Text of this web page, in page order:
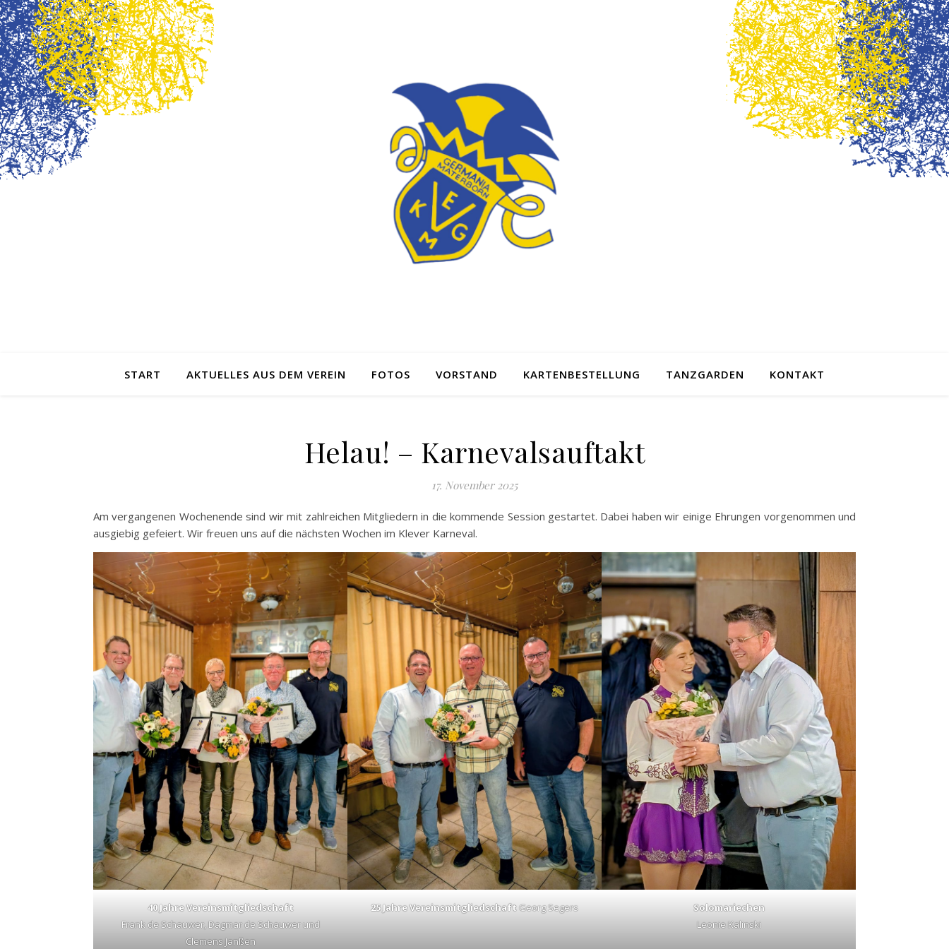
START AKTUELLES AUS DEM VEREIN FOTOS VORSTAND KARTENBESTELLUNG TANZGARDEN KONTAKT
Helau! – Karnevalsauftakt
17. November 2025
Am vergangenen Wochenende sind wir mit zahlreichen Mitgliedern in die kommende Session gestartet. Dabei haben wir einige Ehrungen vorgenommen und
ausgiebig gefeiert. Wir freuen uns auf die nächsten Wochen im Klever Karneval.
40 Jahre Vereinsmitgliedschaft
Frank de Schauwer, Dagmar de Schauwer und
Clemens Janßen
25 Jahre VereinsmitgliedschaftGeorg Segers
Solomariechen
Leonie Kalinski